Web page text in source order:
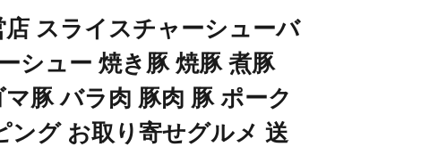
店 スライスチャーシューバ
シュー 焼き豚 焼豚 煮豚
豚 バラ肉 豚肉 豚 ポーク
ング お取り寄せグルメ 送